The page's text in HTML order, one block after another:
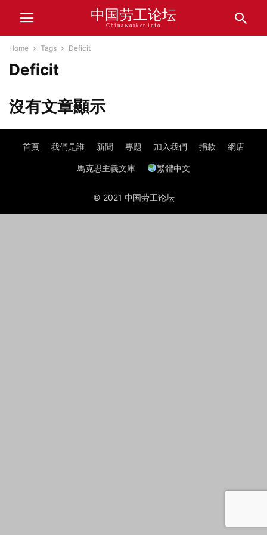
中国劳工论坛
Chinaworker.info
Home Tags Deficit
Deficit
沒有文章顯示
首頁 我們是誰 新聞 專題 加入我們 捐款 網店
馬克思主義文庫 繁體中文
© 2021 中国劳工论坛